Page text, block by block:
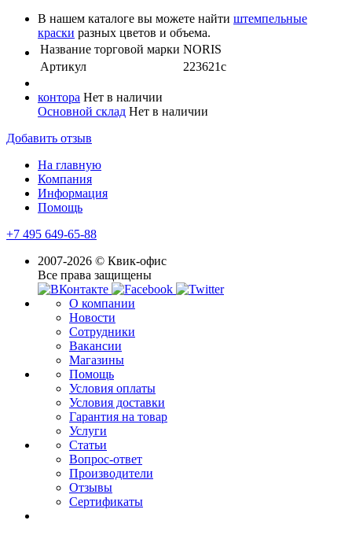
В нашем каталоге вы можете найти штемпельные
краски разных цветов и объема.
Название торговой марки NORIS
Артикул
223621с
контора Нет в наличии
Основной склад Нет в наличии
Добавить отзыв
На главную
Компания
Информация
Помощь
+7 495 649-65-88
2007-2026 © Квик-офис
Все права защищены
О компании
Новости
Сотрудники
Вакансии
Магазины
Помощь
Условия оплаты
Условия доставки
Гарантия на товар
Услуги
Статьи
Вопрос-ответ
Производители
Отзывы
Сертификаты